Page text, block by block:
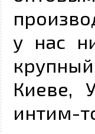
у нас
Киеве,